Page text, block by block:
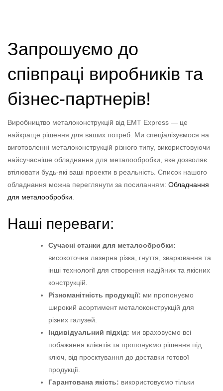
Запрошуємо до
співпраці виробників та
бізнес-партнерів!
Виробництво металоконструкцій від EMT Express — це
найкраще рішення для ваших потреб. Ми спеціалізуємося на
виготовленні металоконструкцій різного типу, використовуючи
найсучасніше обладнання для металообробки, яке дозволяє
втілювати будь-які ваші проекти в реальність. Список нашого
обладнання можна переглянути за посиланням: Обладнання
для металообробки
Наші переваги:
Сучасні станки для металообробки:
високоточна лазерна різка, гнуття, зварювання та
інші технології для створення надійних та якісних
конструкцій.
Різноманітність продукції: ми пропонуємо
широкий асортимент металоконструкцій для
різних галузей.
Індивідуальний підхід: ми враховуємо всі
побажання клієнтів та пропонуємо рішення під
ключ, від проєктування до доставки готової
продукції.
Гарантована якість: використовуємо тільки